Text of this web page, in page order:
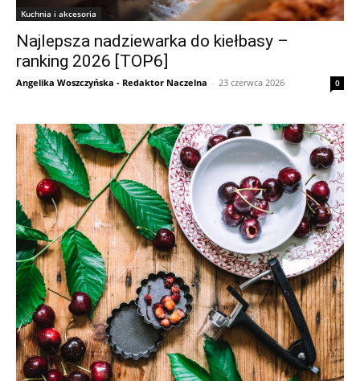
Kuchnia i akcesoria
Najlepsza nadziewarka do kiełbasy –
ranking 2026 [TOP6]
Angelika Woszczyńska - Redaktor Naczelna - 23 czerwca 2026 0